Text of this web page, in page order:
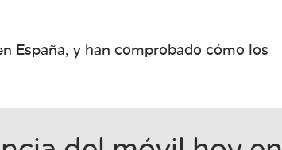
España, y han comprobado cómo los